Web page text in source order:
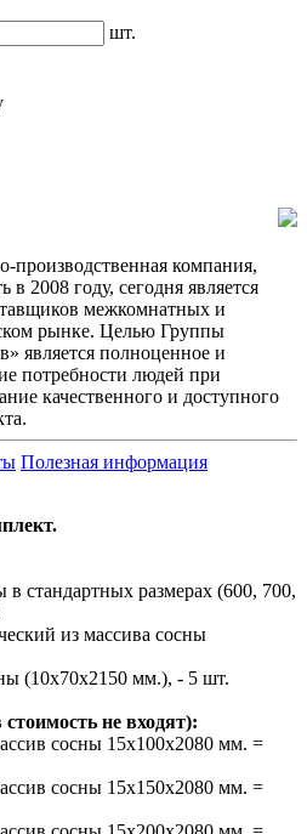
шт.
производственная компания,
в 2008 году, сегодня является
межкомнатных и
рынке. Целью Группы
является полноценное и
потребности людей при
качественного и доступного
Полезная информация
стандартных размерах (600, 700,
из массива сосны
(10х70х2150 мм.), - 5 шт.
не входят):
сосны 15х100х2080 мм. =
сосны 15х150х2080 мм. =